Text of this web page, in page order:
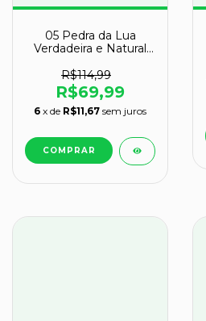
05 Pedra da Lua
Verdadeira e Natural
B
R$114,99
R$69,99
6 x de R$11,67 sem juros